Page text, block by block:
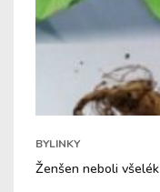
BYLINKY
Ženšen neboli všelék